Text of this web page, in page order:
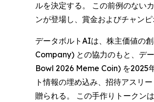
ルを決定する。 この前例のない
ンが登場し、賞金およびチャン
データボルトAIは、株主価値の
Company) との協力のもと、デ
Bowl 2026 Meme Coin) を2025
ト情報の埋め込み、招待アスリ
贈られる。 この手作りトークン